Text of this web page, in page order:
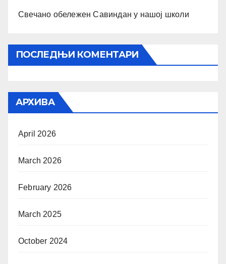
Свечано обележен Савиндан у нашој школи
ПОСЛЕДЊИ КОМЕНТАРИ
АРХИВА
April 2026
March 2026
February 2026
March 2025
October 2024